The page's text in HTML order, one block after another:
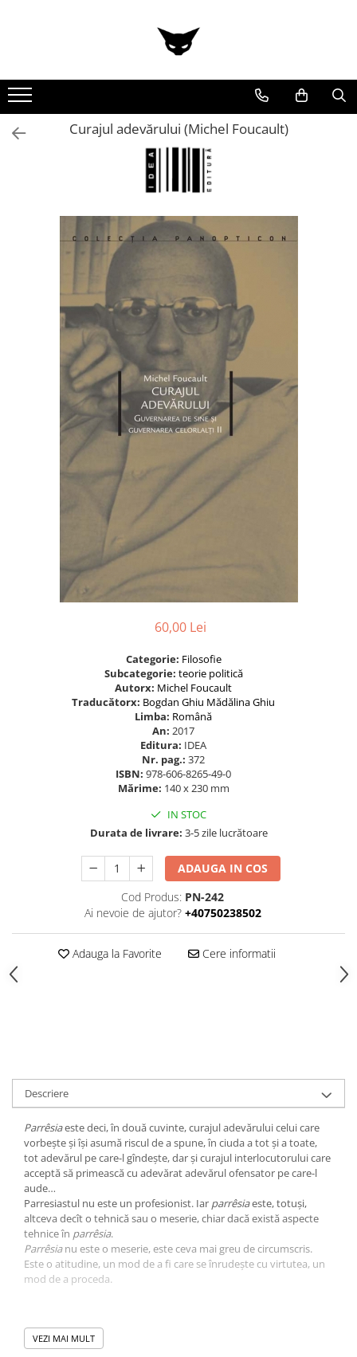
Curajul adevărului (Michel Foucault)
60,00 Lei
Categorie: Filosofie
Subcategorie: teorie politică
Autorx: Michel Foucault
Traducătorx: Bogdan Ghiu Mădălina Ghiu
Limba: Română
An: 2017
Editura: IDEA
Nr. pag.: 372
ISBN: 978-606-8265-49-0
Mărime: 140 x 230 mm
IN STOC
Durata de livrare: 3-5 zile lucrătoare
ADAUGA IN COS
Cod Produs: PN-242
Ai nevoie de ajutor? +40750238502
Adauga la Favorite Cere informatii
Descriere
Parrêsiaeste deci, în două cuvinte, curajul adevărului celui care
vorbeşte şi îşi asumă riscul de a spune, în ciuda a tot şi a toate,
tot adevărul pe care-l gîndeşte, dar şi curajul interlocutorului care
acceptă să primească cu adevărat adevărul ofensator pe care-l
aude…
Parresiastul nu este un profesionist. Iar parrêsiaeste, totuşi,
altceva decît o tehnică sau o meserie, chiar dacă există aspecte
tehnice în parrêsia.
Parrêsianu este o meserie, este ceva mai greu de circumscris.
Este o atitudine, un mod de a fi care se înrudeşte cu virtutea, un
mod de a proceda.
„optimist fericit”, a fost un om în pericol şi care, fără să se laude cu
VEZI MAI MULT